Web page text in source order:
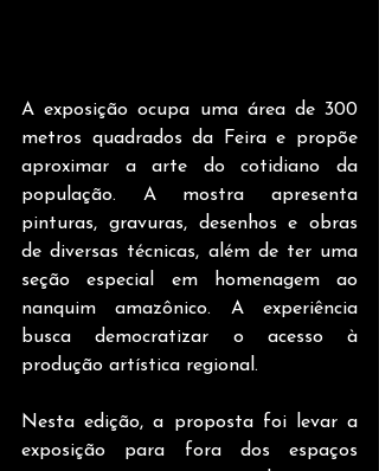
A exposição ocupa uma área de 300
metros quadrados da Feira e propõe
aproximar a arte do cotidiano da
população. A mostra apresenta
pinturas, gravuras, desenhos e obras
de diversas técnicas, além de ter uma
seção especial em homenagem ao
nanquim amazônico. A experiência
busca democratizar o acesso à
produção artística regional.
Nesta edição, a proposta foi levar a
exposição para fora dos espaços